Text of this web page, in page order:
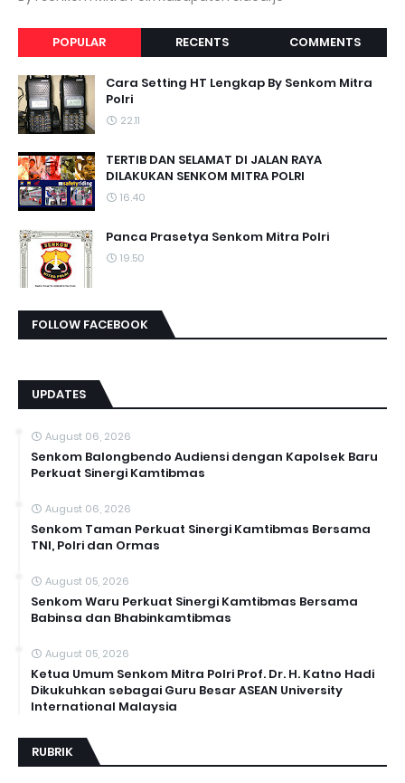
POPULAR RECENTS COMMENTS
Cara Setting HT Lengkap By Senkom Mitra
Polri
22.11
TERTIB DAN SELAMAT DI JALAN RAYA
DILAKUKAN SENKOM MITRA POLRI
16.40
Panca Prasetya Senkom Mitra Polri
19.50
FOLLOW FACEBOOK
UPDATES
August 06, 2026
Senkom Balongbendo Audiensi dengan Kapolsek Baru
Perkuat Sinergi Kamtibmas
August 06, 2026
Senkom Taman Perkuat Sinergi Kamtibmas Bersama
TNI, Polri dan Ormas
August 05, 2026
Senkom Waru Perkuat Sinergi Kamtibmas Bersama
Babinsa dan Bhabinkamtibmas
August 05, 2026
Ketua Umum Senkom Mitra Polri Prof. Dr. H. Katno Hadi
Dikukuhkan sebagai Guru Besar ASEAN University
International Malaysia
RUBRIK